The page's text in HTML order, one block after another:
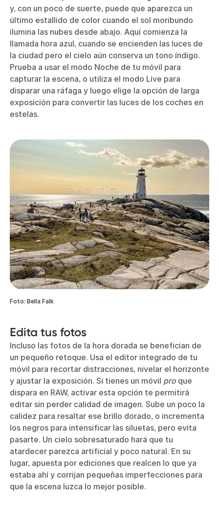
y, con un poco de suerte, puede que aparezca un
último estallido de color cuando el sol moribundo
ilumina las nubes desde abajo. Aquí comienza la
llamada hora azul, cuando se encienden las luces de
la ciudad pero el cielo aún conserva un tono índigo.
Prueba a usar el modo Noche de tu móvil para
capturar la escena, o utiliza el modo Live para
disparar una ráfaga y luego elige la opción de larga
exposición para convertir las luces de los coches en
estelas.
Foto: Bella Falk
Edita tus fotos
Incluso las fotos de la hora dorada se benefician de
un pequeño retoque. Usa el editor integrado de tu
móvil para recortar distracciones, nivelar el horizonte
y ajustar la exposición. Si tienes un móvil proque
dispara en RAW, activar esta opción te permitirá
editar sin perder calidad de imagen. Sube un poco la
calidez para resaltar ese brillo dorado, o incrementa
los negros para intensificar las siluetas, pero evita
pasarte. Un cielo sobresaturado hará que tu
atardecer parezca artificial y poco natural. En su
lugar, apuesta por ediciones que realcen lo que ya
estaba ahí y corrijan pequeñas imperfecciones para
que la escena luzca lo mejor posible.